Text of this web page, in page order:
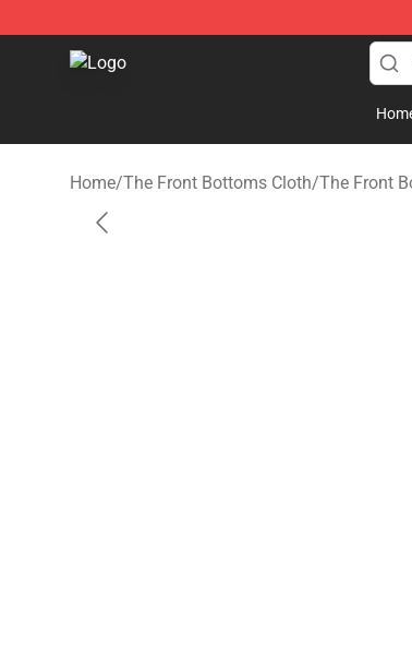
The Front Bottoms Store - Official The Front
Home/The Front Bottoms Cloth/The Front